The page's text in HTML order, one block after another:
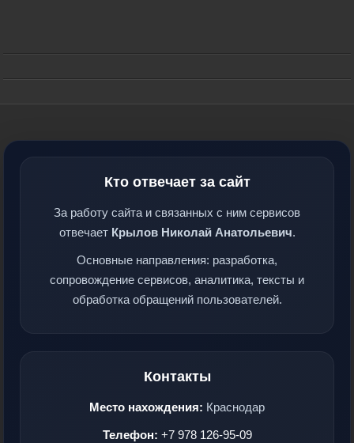
Кто отвечает за сайт
За работу сайта и связанных с ним сервисов
отвечает Крылов Николай Анатольевич.
Основные направления: разработка,
сопровождение сервисов, аналитика, тексты и
обработка обращений пользователей.
Контакты
Место нахождения: Краснодар
Телефон: +7 978 126-95-09